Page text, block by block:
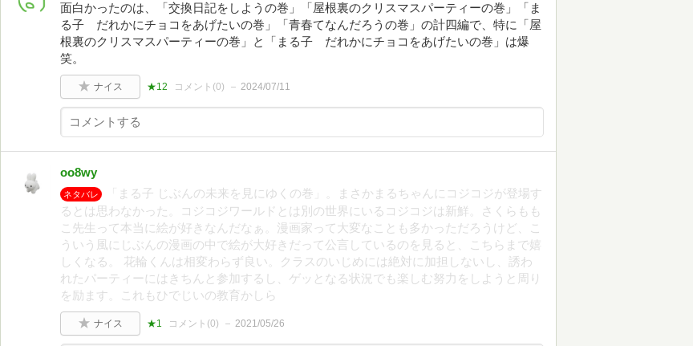
面白かったのは、「交換日記をしようの巻」「屋根裏のクリスマスパーティーの巻」「ま
る子 だれかにチョコをあげたいの巻」「青春てなんだろうの巻」の計四編で、特に「屋
根裏のクリスマスパーティーの巻」と「まる子 だれかにチョコをあげたいの巻」は爆
笑。
ナイス ★12 コメント(0) 2024/07/11
oo8wy
ネタバレ
「まる子 じぶんの未来を見にゆくの巻」。まさかまるちゃんにコジコジが登場す
るとは思わなかった。コジコジワールドとは別の世界にいるコジコジは新鮮。さくらもも
こ先生って本当に絵が好きなんだなぁ。漫画家って大変なことも多かっただろうけど、こ
ういう風にじぶんの漫画の中で絵が大好きだって公言しているのを見ると、こちらまで嬉
しくなる。 花輪くんは相変わらず良い。クラスのいじめには絶対に加担しないし、誘わ
れたパーティーにはきちんと参加するし、ゲッとなる状況でも楽しむ努力をしようと周り
を励ます。これもひでじいの教育かしら
ナイス ★1 コメント(0) 2021/05/26